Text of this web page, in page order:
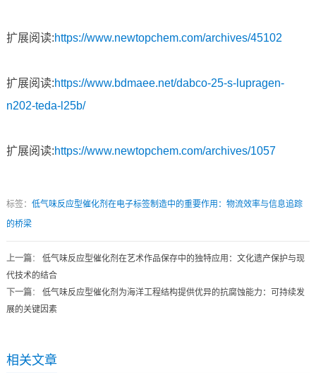
扩展阅读:https://www.newtopchem.com/archives/45102
扩展阅读:https://www.bdmaee.net/dabco-25-s-lupragen-
n202-teda-l25b/
扩展阅读:https://www.newtopchem.com/archives/1057
标签： 低气味反应型催化剂在电子标签制造中的重要作用：物流效率与信息追踪
的桥梁
上一篇： 低气味反应型催化剂在艺术作品保存中的独特应用：文化遗产保护与现
代技术的结合
下一篇： 低气味反应型催化剂为海洋工程结构提供优异的抗腐蚀能力：可持续发
展的关键因素
相关文章